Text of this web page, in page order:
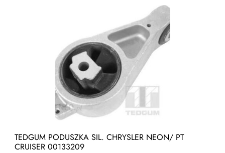
TEDGUM PODUSZKA SIL. CHRYSLER NEON/ PT
CRUISER 00133209